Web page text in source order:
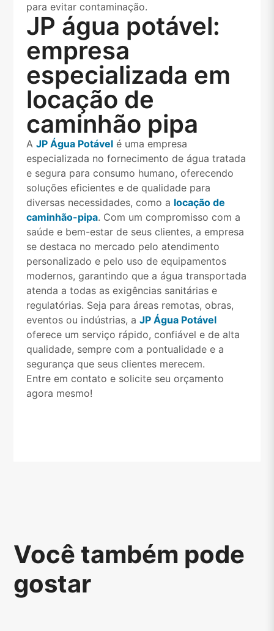
para evitar contaminação.
JP água potável:
empresa
especializada em
locação de
caminhão pipa
A JP Água Potávelé uma empresa
especializada no fornecimento de água tratada
e segura para consumo humano, oferecendo
soluções eficientes e de qualidade para
diversas necessidades, como a locação de
caminhão-pipa. Com um compromisso com a
saúde e bem-estar de seus clientes, a empresa
se destaca no mercado pelo atendimento
personalizado e pelo uso de equipamentos
modernos, garantindo que a água transportada
atenda a todas as exigências sanitárias e
regulatórias. Seja para áreas remotas, obras,
eventos ou indústrias, a JP Água Potável
oferece um serviço rápido, confiável e de alta
qualidade, sempre com a pontualidade e a
segurança que seus clientes merecem.
Entre em contato e solicite seu orçamento
agora mesmo!
Você também pode
gostar